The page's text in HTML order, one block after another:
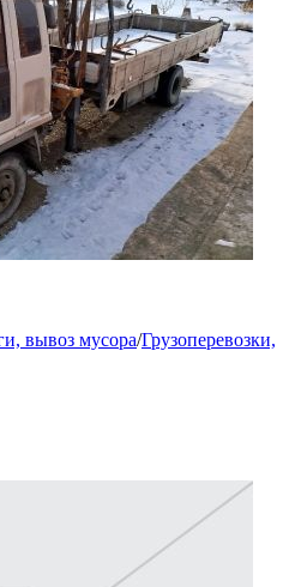
вывоз мусора/Грузоперевозки,